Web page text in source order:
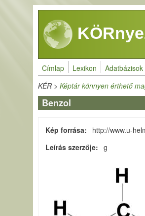
Ugrás a tartalomra
Címlap Lexikon Adatbázisok
KÉR >Képtár könnyen érthető
Benzol
Kép forrása
http://www.u-
Leírás szerzője
g